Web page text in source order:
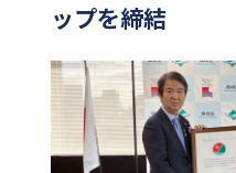
ップを締結